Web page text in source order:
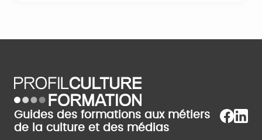
Guides des formations aux métiers
de la culture et des médias